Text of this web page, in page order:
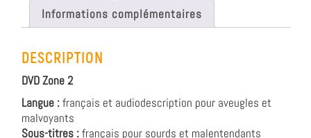
Informations complémentaires
DESCRIPTION
DVD Zone 2
Langue :français et audiodescription pour aveugles et
malvoyants
Sous-titres :français pour sourds et malentendants